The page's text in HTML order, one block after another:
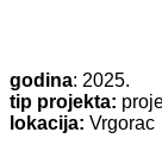
godina: 2025.
tip projekta:
lokacija: Vrgorac